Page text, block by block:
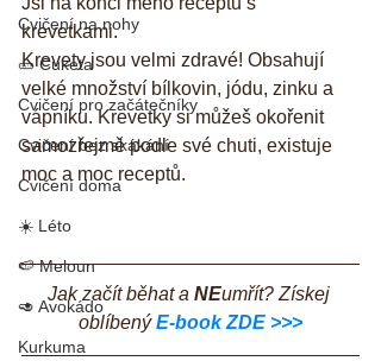
Cvičení na nohy
🥒 Cuketa
Cvičení pro začátečníky
Cvičení bez skákání
Cvičení doma
☀️ Léto
🍉 Meloun
🥑 Avokádo
Kurkuma
krevetkami.
Krevety jsou velmi zdravé! Obsahují
velké množství bílkovin, jódu, zinku a
vápníku. Krevetky si můžeš okořenit
samozřejmě podle své chuti, existuje
moc a moc receptů.
Jak začít běhat a NEumřít? Získej
oblíbený E-book ZDE >>>